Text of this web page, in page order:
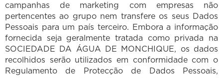
campanhas de marketing com empresas não
pertencentes ao grupo nem transfere os seus Dados
Pessoais para um país terceiro. Embora a informação
fornecida seja geralmente tratada como privada na
SOCIEDADE DA ÁGUA DE MONCHIQUE, os dados
recolhidos serão utilizados em conformidade com o
Regulamento de Protecção de Dados Pessoais,